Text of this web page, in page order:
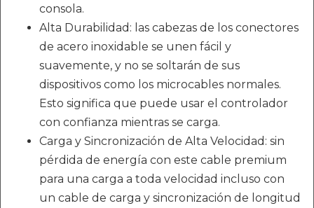
consola.
Alta Durabilidad: las cabezas de los conectores
de acero inoxidable se unen fácil y
suavemente, y no se soltarán de sus
dispositivos como los microcables normales.
Esto significa que puede usar el controlador
con confianza mientras se carga.
Carga y Sincronización de Alta Velocidad: sin
pérdida de energía con este cable premium
para una carga a toda velocidad incluso con
un cable de carga y sincronización de longitud